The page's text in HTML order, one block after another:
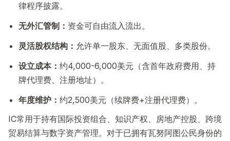
律程序披露。
无外汇管制： 资金可自由流入流出。
灵活股权结构： 允许单一股东、无面值股、多类股份。
设立成本： 约4,000-6,000美元（含首年政府费用、持
牌代理费、注册地址）。
年度维护： 约2,500美元（续牌费+注册代理费）。
IC常用于持有国际投资组合、知识产权、房地产控股、跨境
贸易结算与数字资产管理。对于已拥有瓦努阿图公民身份的